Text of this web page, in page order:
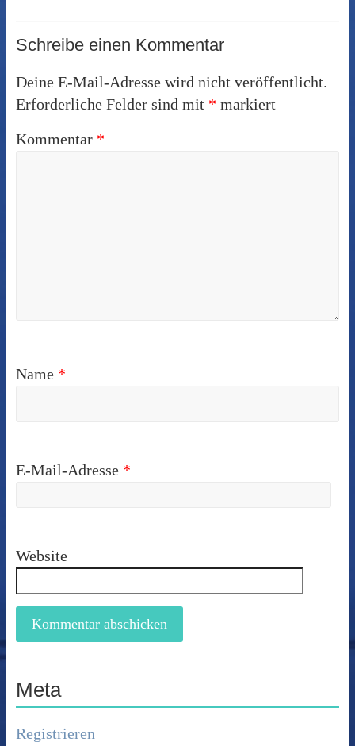
Schreibe einen Kommentar
Deine E-Mail-Adresse wird nicht veröffentlicht.
Erforderliche Felder sind mit * markiert
Kommentar *
Name *
E-Mail-Adresse *
Website
Meta
Registrieren